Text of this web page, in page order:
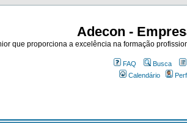
Adecon -
que proporciona a excelência na formação
FAQ Busca
Calendário